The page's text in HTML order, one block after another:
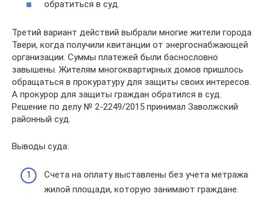
обратиться в суд.
Третий вариант действий выбрали многие жители города
Твери, когда получили квитанции от энергоснабжающей
организации. Суммы платежей были баснословно
завышены. Жителям многоквартирных домов пришлось
обращаться в прокуратуру для защиты своих интересов.
А прокурор для защиты граждан обратился в суд.
Решение по делу № 2-2249/2015 принимал Заволжский
районный суд.
Выводы суда:
Счета на оплату выставлены без учета метража
жилой площади, которую занимают граждане.